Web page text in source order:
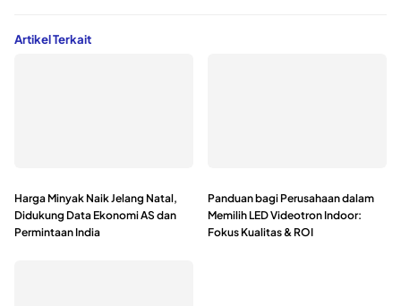
Artikel Terkait
Harga Minyak Naik Jelang Natal,
Didukung Data Ekonomi AS dan
Permintaan India
Panduan bagi Perusahaan dalam
Memilih LED Videotron Indoor:
Fokus Kualitas & ROI